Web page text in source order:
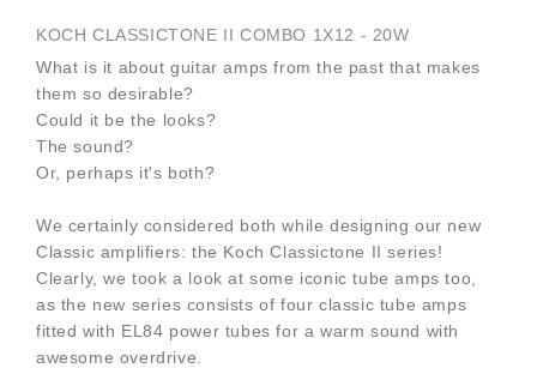
KOCH CLASSICTONE II COMBO 1X12 - 20W
What is it about guitar amps from the past that makes
them so desirable?
Could it be the looks?
The sound?
Or, perhaps it's both?
We certainly considered both while designing our new
Classic amplifiers: the Koch Classictone II series!
Clearly, we took a look at some iconic tube amps too,
as the new series consists of four classic tube amps
fitted with EL84 power tubes for a warm sound with
awesome overdrive.